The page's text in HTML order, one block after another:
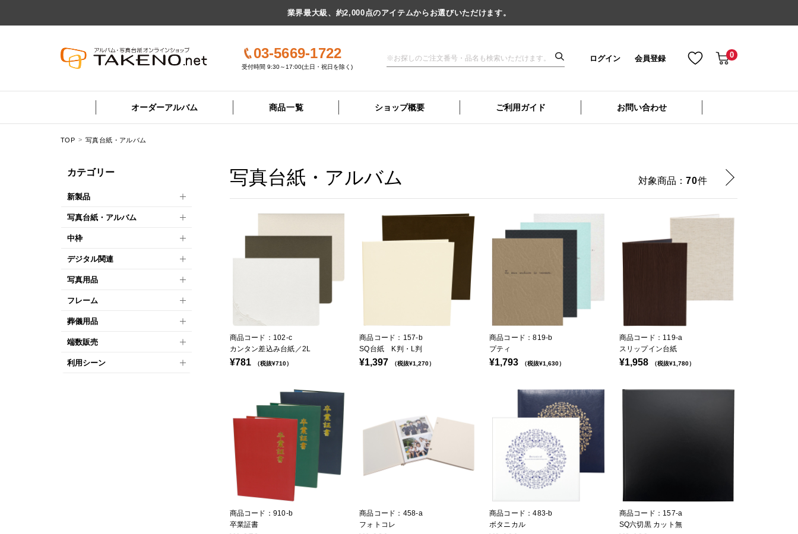
業界最大級、約2,000点のアイテムからお選びいただけます。
03-5669-1722
受付時間 9:30～17:00(土日・祝日を除く)
ログイン 会員登録 0
オーダーアルバム 商品一覧 ショップ概要 ご利用ガイド お問い合わせ
TOP 写真台紙・アルバム
カテゴリー
新製品
写真台紙・アルバム
中枠
デジタル関連
写真用品
フレーム
葬儀用品
端数販売
利用シーン
写真台紙・アルバム 対象商品：70件
商品コード：102-c
カンタン差込み台紙／2L
¥781 （税抜¥710）
商品コード：157-b
SQ台紙 K判・L判
¥1,397 （税抜¥1,270）
商品コード：819-b
プティ
¥1,793 （税抜¥1,630）
商品コード：119-a
スリップイン台紙
¥1,958 （税抜¥1,780）
商品コード：910-b
卒業証書
商品コード：458-a
フォトコレ
商品コード：483-b
ボタニカル
商品コード：157-a
SQ六切黒 カット無